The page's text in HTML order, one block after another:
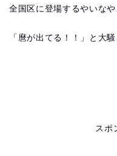
全国区に登場するやいな
「麿が出てる！！」と大
スポ